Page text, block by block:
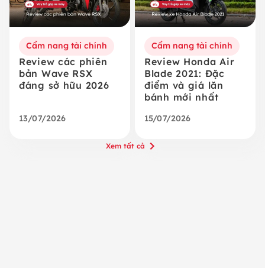
Cẩm nang tài chính
Review các phiên
bản Wave RSX
đáng sở hữu 2026
13/07/2026
Cẩm nang tài chính
Review Honda Air
Blade 2021: Đặc
điểm và giá lăn
bánh mới nhất
15/07/2026
Xem tất cả